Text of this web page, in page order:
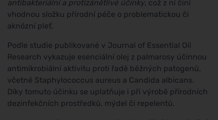
antibakteriální a protizánětlivé účinky, což z ní činí
vhodnou složku přírodní péče o problematickou či
aknózní pleť.
Podle studie publikované v Journal of Essential Oil
Research vykazuje esenciální olej z palmarosy účinnou
antimikrobiální aktivitu proti řadě běžných patogenů,
včetně Staphylococcus aureus a Candida albicans.
Díky tomuto účinku se uplatňuje i při výrobě přírodních
dezinfekčních prostředků, mýdel či repelentů.